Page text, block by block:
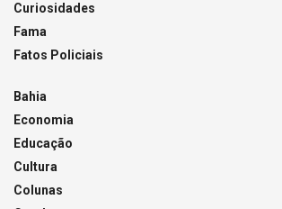
Curiosidades
Fama
Fatos Policiais
Bahia
Economia
Educação
Cultura
Colunas